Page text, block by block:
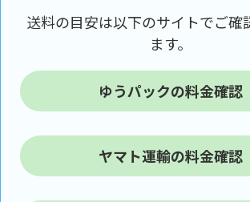
送料の目安は以下のサイトでご確
ます。
ゆうパックの料金確認
ヤマト運輸の料金確認